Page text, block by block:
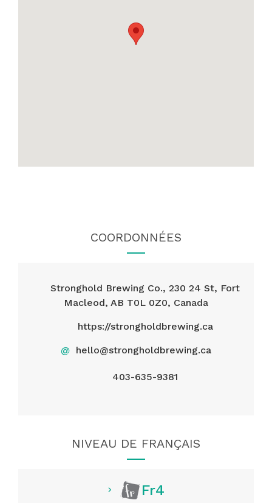
COORDONNÉES
Stronghold Brewing Co., 230 24 St, Fort
Macleod, AB T0L 0Z0, Canada
https://strongholdbrewing.ca
@ hello@strongholdbrewing.ca
403-635-9381
NIVEAU DE FRANÇAIS
Fr4